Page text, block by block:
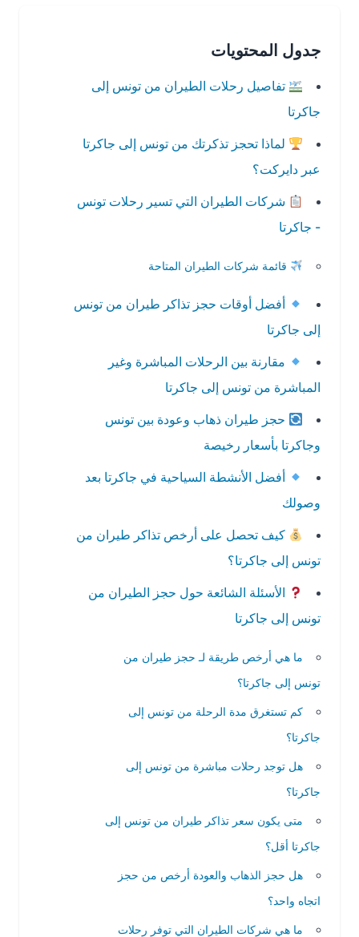
جدول المحتويات
تفاصيل رحلات الطيران من تونس إلى
لماذا تحجز تذكرتك من تونس إلى جاكرتا
عبر دايركت؟
شركات الطيران التي تسير رحلات تونس
- جاكرتا
قائمة شركات الطيران المتاحة
أفضل أوقات حجز تذاكر طيران من تونس
إلى جاكرتا
مقارنة بين الرحلات المباشرة وغير
المباشرة من تونس إلى جاكرتا
حجز طيران ذهاب وعودة بين تونس
وجاكرتا بأسعار رخيصة
أفضل الأنشطة السياحية في جاكرتا بعد
وصولك
كيف تحصل على أرخص تذاكر طيران من
تونس إلى جاكرتا؟
الأسئلة الشائعة حول حجز الطيران من
تونس إلى جاكرتا
ما هي أرخص طريقة لـ حجز طيران من
تونس إلى جاكرتا؟
كم تستغرق مدة الرحلة من تونس إلى
جاكرتا؟
هل توجد رحلات مباشرة من تونس إلى
جاكرتا؟
متى يكون سعر تذاكر طيران من تونس إلى
جاكرتا أقل؟
هل حجز الذهاب والعودة أرخص من حجز
اتجاه واحد؟
ما هي شركات الطيران التي توفر رحلات